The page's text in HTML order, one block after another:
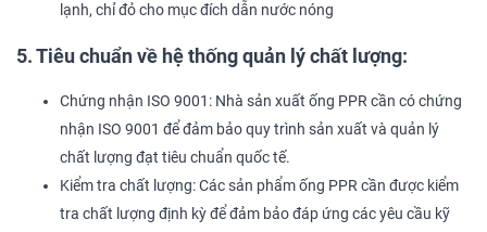
lạnh, chỉ đỏ cho mục đích dẫn nước nóng
5. Tiêu chuẩn về hệ thống quản lý chất lượng:
Chứng nhận ISO 9001: Nhà sản xuất ống PPR cần có chứng
nhận ISO 9001 để đảm bảo quy trình sản xuất và quản lý
chất lượng đạt tiêu chuẩn quốc tế.
Kiểm tra chất lượng: Các sản phẩm ống PPR cần được kiểm
tra chất lượng định kỳ để đảm bảo đáp ứng các yêu cầu kỹ